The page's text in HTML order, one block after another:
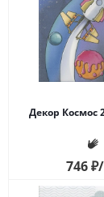
Декор Космос
746₽